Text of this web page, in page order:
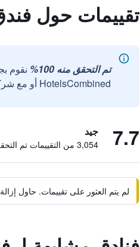
تقييمات حول
تم التحقق منه 100%
نقوم
HotelsCombined أو مع شركائنا الخارجيين الموثوقين.
7.7 جيد
3,054 من التقييمات تم التحقق منها
لم يتم العثور على تقييمات. حاول